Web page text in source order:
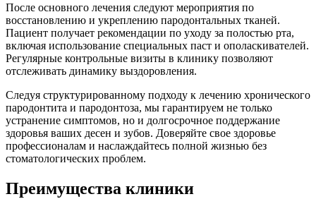
После основного лечения следуют мероприятия по
восстановлению и укреплению пародонтальных тканей.
Пациент получает рекомендации по уходу за полостью рта,
включая использование специальных паст и ополаскивателей.
Регулярные контрольные визиты в клинику позволяют
отслеживать динамику выздоровления.
Следуя структурированному подходу к лечению хронического
пародонтита и пародонтоза, мы гарантируем не только
устранение симптомов, но и долгосрочное поддержание
здоровья ваших десен и зубов. Доверяйте свое здоровье
профессионалам и наслаждайтесь полной жизнью без
стоматологических проблем.
Преимущества клиники